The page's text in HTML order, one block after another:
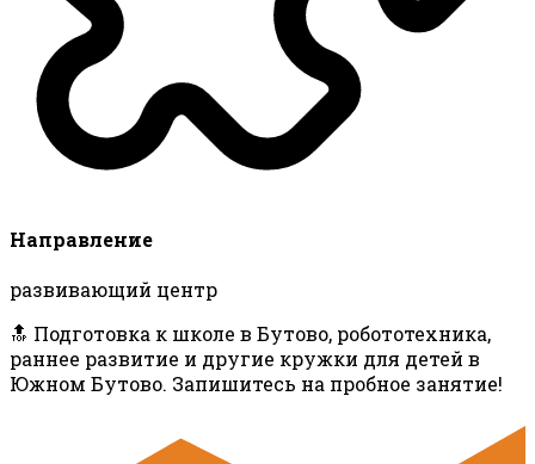
Направление
развивающий центр
🔝 Подготовка к школе в Бутово, робототехника,
раннее развитие и другие кружки для детей в
Южном Бутово. Запишитесь на пробное занятие!